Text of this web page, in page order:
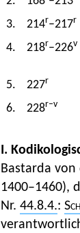
3.
214r–217r
4.
218r–226v
5. 227r
6.
228r–v
I.
Bastarda
1400–1460),
Nr. 44.8.4.: